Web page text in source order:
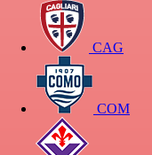
CAG
COM